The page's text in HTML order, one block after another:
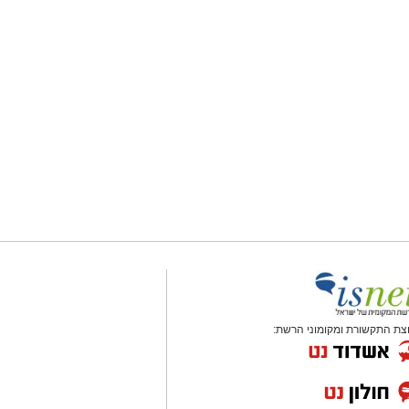
התקשורת ומקומוני הרשת: